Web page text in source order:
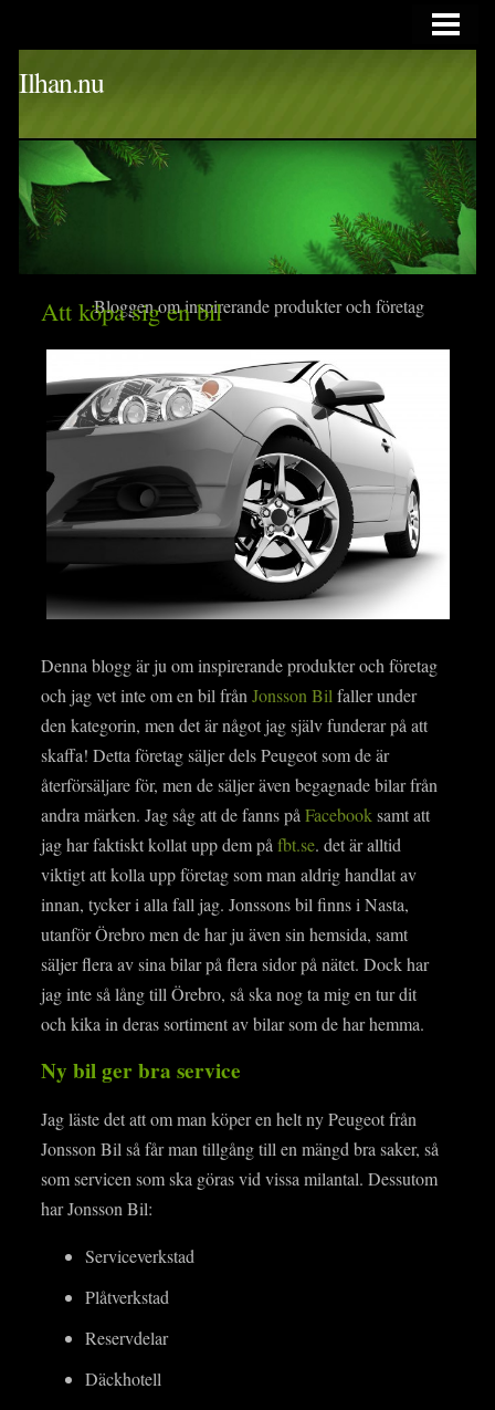
Ilhan.nu
Bloggen om inspirerande produkter och företag
Att köpa sig en bil
Denna blogg är ju om inspirerande produkter och företag
och jag vet inte om en bil från Jonsson Bil faller under
den kategorin, men det är något jag själv funderar på att
skaffa! Detta företag säljer dels Peugeot som de är
återförsäljare för, men de säljer även begagnade bilar från
andra märken. Jag såg att de fanns på Facebooksamt att
jag har faktiskt kollat upp dem på fbt.se. det är alltid
viktigt att kolla upp företag som man aldrig handlat av
innan, tycker i alla fall jag. Jonssons bil finns i Nasta,
utanför Örebro men de har ju även sin hemsida, samt
säljer flera av sina bilar på flera sidor på nätet. Dock har
jag inte så lång till Örebro, så ska nog ta mig en tur dit
och kika in deras sortiment av bilar som de har hemma.
Ny bil ger bra service
Jag läste det att om man köper en helt ny Peugeot från
Jonsson Bil så får man tillgång till en mängd bra saker, så
som servicen som ska göras vid vissa milantal. Dessutom
har Jonsson Bil:
Serviceverkstad
Plåtverkstad
Reservdelar
Däckhotell